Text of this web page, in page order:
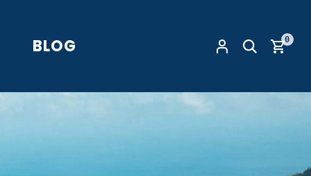
BLOG 0